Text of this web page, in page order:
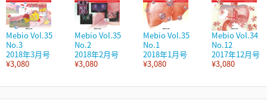
Mebio Vol.35
No.3
2018年3月号
¥3,080
Mebio Vol.35
No.2
2018年2月号
¥3,080
Mebio Vol.35
No.1
2018年1月号
¥3,080
Mebio Vol.34
No.12
2017年12月号
¥3,080